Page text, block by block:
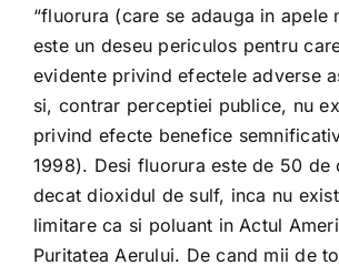
“fluorura (care se adauga in apele
este un deseu periculos pentru
evidente privind efectele adverse
si, contrar perceptiei publice, nu
privind efecte benefice
1998). Desi fluorura este de 50 de
decat dioxidul de sulf, inca nu
limitare ca si poluant in Actul
Puritatea Aerului. De cand mii de